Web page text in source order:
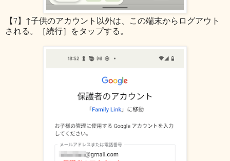
【7】↑子供のアカウント以外は、この端末からログアウト
される。［続行］をタップする。